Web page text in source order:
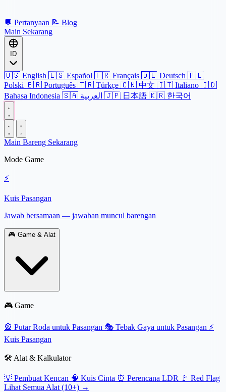
💬 Pertanyaan 📝 Blog
Main Sekarang
ID
🇺🇸 English 🇪🇸 Español 🇫🇷 Français 🇩🇪 Deutsch 🇵🇱
Polski 🇧🇷 Português 🇹🇷 Türkçe 🇨🇳 中文 🇮🇹 Italiano 🇮🇩
Bahasa Indonesia 🇸🇦 🇯🇵 日本語 🇰🇷 한국어
Main Bareng Sekarang
Mode Game
⚡
Kuis Pasangan
Jawab bersamaan — jawaban muncul barengan
🎮 Game & Alat
🎮 Game
🎡 Putar Roda untuk Pasangan 🎭 Tebak Gaya untuk Pasangan ⚡
Kuis Pasangan
🛠️ Alat & Kalkulator
💡 Pembuat Kencan 🧠 Kuis Cinta ⏰ Perencana LDR 🚩 Red Flag
Lihat Semua Alat (10+) →